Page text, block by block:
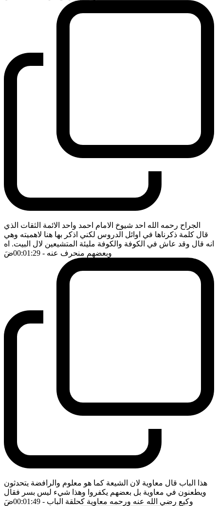
الجراح رحمه الله احد شيوخ الامام احمد واحد الائمة الثقات الذي
قال كلمة ذكرناها في اوائل الدروس لكني اذكر بها هنا لاهميته وهي
انه قال وقد عاش في الكوفة والكوفة مليئة المتشيعين لال البيت. اه
وبعضهم منحرف عنه - 00:01:29 ضَ
هذا الباب قال معاوية لان الشيعة كما هو معلوم والرافضة يتحدثون
ويطعنون في معاوية بل بعضهم يكفروا وهذا شيء ليس بسر فقال
وكيع رضي الله عنه ورحمه معاوية كحلقة الباب - 00:01:49 ضَ